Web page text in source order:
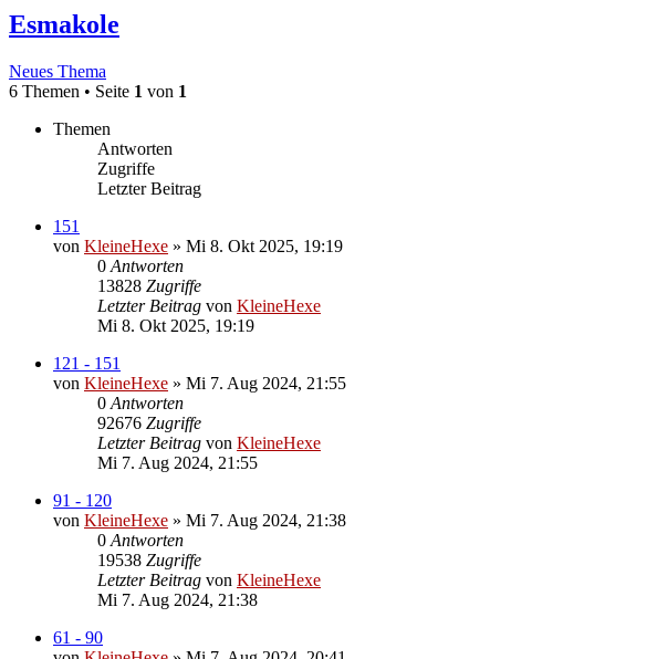
Esmakole
Neues Thema
6 Themen • Seite 1 von 1
Themen
Antworten
Zugriffe
Letzter Beitrag
151
von KleineHexe » Mi 8. Okt 2025, 19:19
0 Antworten
13828 Zugriffe
Letzter Beitrag von KleineHexe
Mi 8. Okt 2025, 19:19
121 - 151
von KleineHexe » Mi 7. Aug 2024, 21:55
0 Antworten
92676 Zugriffe
Letzter Beitrag von KleineHexe
Mi 7. Aug 2024, 21:55
91 - 120
von KleineHexe » Mi 7. Aug 2024, 21:38
0 Antworten
19538 Zugriffe
Letzter Beitrag von KleineHexe
Mi 7. Aug 2024, 21:38
61 - 90